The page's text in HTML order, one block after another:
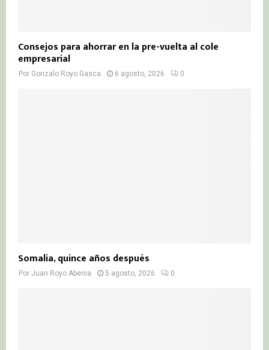
Consejos para ahorrar en la pre-vuelta al cole
empresarial
Por Gonzalo Royo Gasca 6 agosto, 2026 0
Somalia, quince años después
Por Juan Royo Abenia 5 agosto, 2026 0